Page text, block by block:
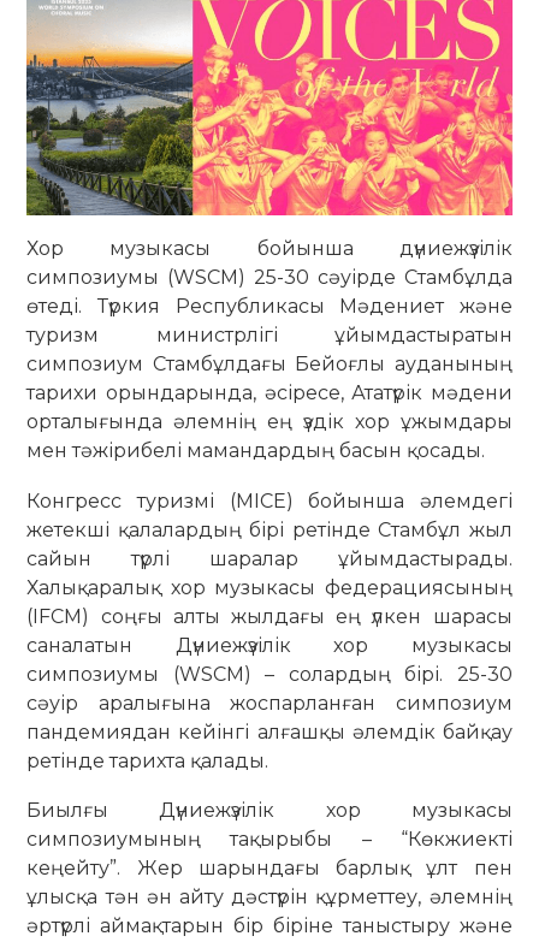
Хор музыкасы бойынша дүниежүзілік
симпозиумы (WSCM) 25-30 сәуірде Стамбұлда
өтеді. Түркия Республикасы Мәдениет және
туризм министрлігі ұйымдастыратын
симпозиум Стамбұлдағы Бейоғлы ауданының
тарихи орындарында, әсіресе, Ататүрік мәдени
орталығында әлемнің ең үздік хор ұжымдары
мен тәжірибелі мамандардың басын қосады.
Конгресс туризмі (MICE) бойынша әлемдегі
жетекші қалалардың бірі ретінде Стамбұл жыл
сайын түрлі шаралар ұйымдастырады.
Халықаралық хор музыкасы федерациясының
(IFCM) соңғы алты жылдағы ең үлкен шарасы
саналатын Дүниежүзілік хор музыкасы
симпозиумы (WSCM) – солардың бірі. 25-30
сәуір аралығына жоспарланған симпозиум
пандемиядан кейінгі алғашқы әлемдік байқау
ретінде тарихта қалады.
Биылғы Дүниежүзілік хор музыкасы
симпозиумының тақырыбы – “Көкжиекті
кеңейту”. Жер шарындағы барлық ұлт пен
ұлысқа тән ән айту дәстүрін құрметтеу, әлемнің
әртүрлі аймақтарын бір біріне таныстыру және